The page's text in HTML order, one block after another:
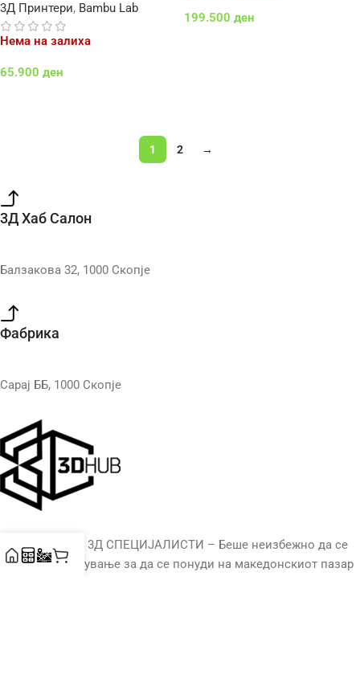
3Д Принтери, Bambu Lab
Нема на залиха
65.900 ден
199.500 ден
1 2 →
3Д Хаб Салон
Балзакова 32, 1000 Скопје
Фабрика
Сарај ББ, 1000 Скопје
НЕВЕРОЈАТНИ 3Д СПЕЦИЈАЛИСТИ – Беше неизбежно да се
оди на ова патување за да се понуди на македонскиот пазар